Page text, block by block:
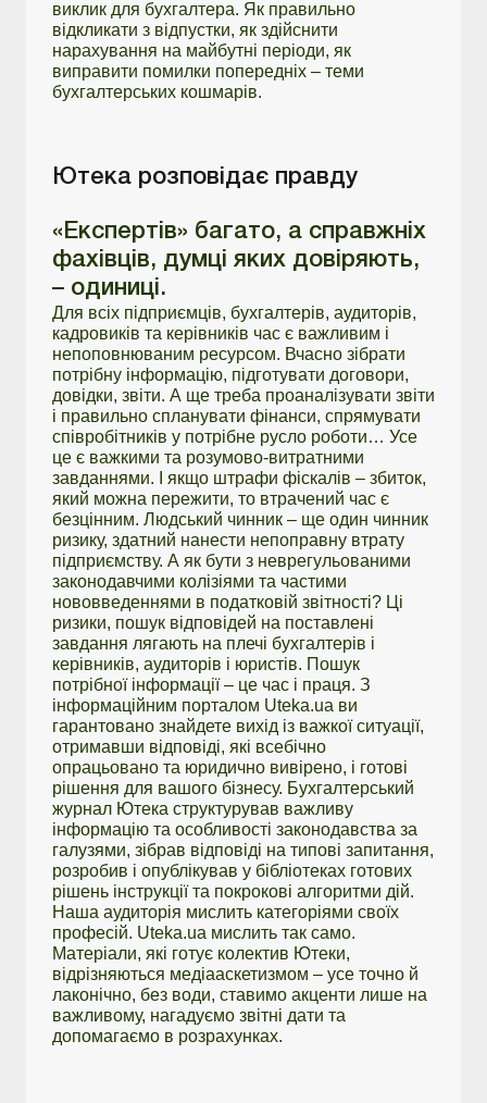
виклик для бухгалтера. Як правильно
відкликати з відпустки, як здійснити
нарахування на майбутні періоди, як
виправити помилки попередніх – теми
бухгалтерських кошмарів.
Ютека розповідає правду
«Експертів» багато, а справжніх
фахівців, думці яких довіряють,
– одиниці.
Для всіх підприємців, бухгалтерів, аудиторів,
кадровиків та керівників час є важливим і
непоповнюваним ресурсом. Вчасно зібрати
потрібну інформацію, підготувати договори,
довідки, звіти. А ще треба проаналізувати звіти
і правильно спланувати фінанси, спрямувати
співробітників у потрібне русло роботи… Усе
це є важкими та розумово-витратними
завданнями. І якщо штрафи фіскалів – збиток,
який можна пережити, то втрачений час є
безцінним. Людський чинник – ще один чинник
ризику, здатний нанести непоправну втрату
підприємству. А як бути з неврегульованими
законодавчими колізіями та частими
нововведеннями в податковій звітності? Ці
ризики, пошук відповідей на поставлені
завдання лягають на плечі бухгалтерів і
керівників, аудиторів і юристів. Пошук
потрібної інформації – це час і праця. З
інформаційним порталом Uteka.ua ви
гарантовано знайдете вихід із важкої ситуації,
отримавши відповіді, які всебічно
опрацьовано та юридично вивірено, і готові
рішення для вашого бізнесу. Бухгалтерський
журнал Ютека структурував важливу
інформацію та особливості законодавства за
галузями, зібрав відповіді на типові запитання,
розробив і опублікував у бібліотеках готових
рішень інструкції та покрокові алгоритми дій.
Наша аудиторія мислить категоріями своїх
професій. Uteka.ua мислить так само.
Матеріали, які готує колектив Ютеки,
відрізняються медіааскетизмом – усе точно й
лаконічно, без води, ставимо акценти лише на
важливому, нагадуємо звітні дати та
допомагаємо в розрахунках.